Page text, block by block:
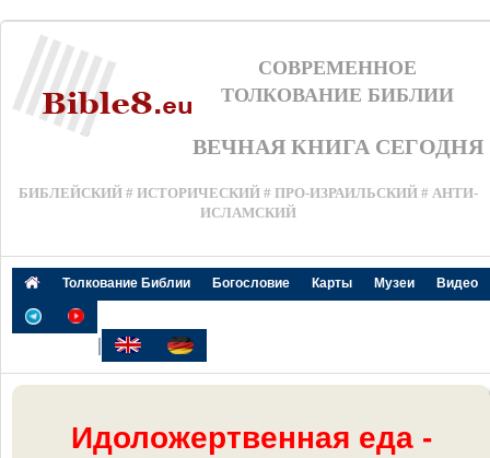
СОВРЕМЕННОЕ
ТОЛКОВАНИЕ БИБЛИИ
ВЕЧНАЯ КНИГА СЕГОДНЯ
БИБЛЕЙСКИЙ # ИСТОРИЧЕСКИЙ # ПРО-ИЗРАИЛЬСКИЙ # АНТИ-
ИСЛАМСКИЙ
Толкование Библии Богословие Карты Музеи Видео
|
Идоложертвенная еда -